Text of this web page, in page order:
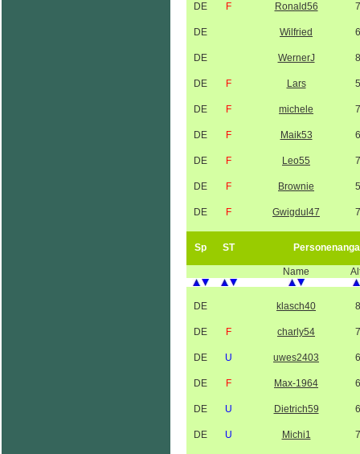
DE F Ronald56
DE Wilfried
DE WernerJ
DE F Lars
DE F michele
DE F Maik53
DE F Leo55
DE F Brownie
DE F Gwigdul47
Sp ST
Name
DE klasch40
DE F charly54
DE U uwes2403
DE F Max-1964
DE U Dietrich59
DE U Michi1